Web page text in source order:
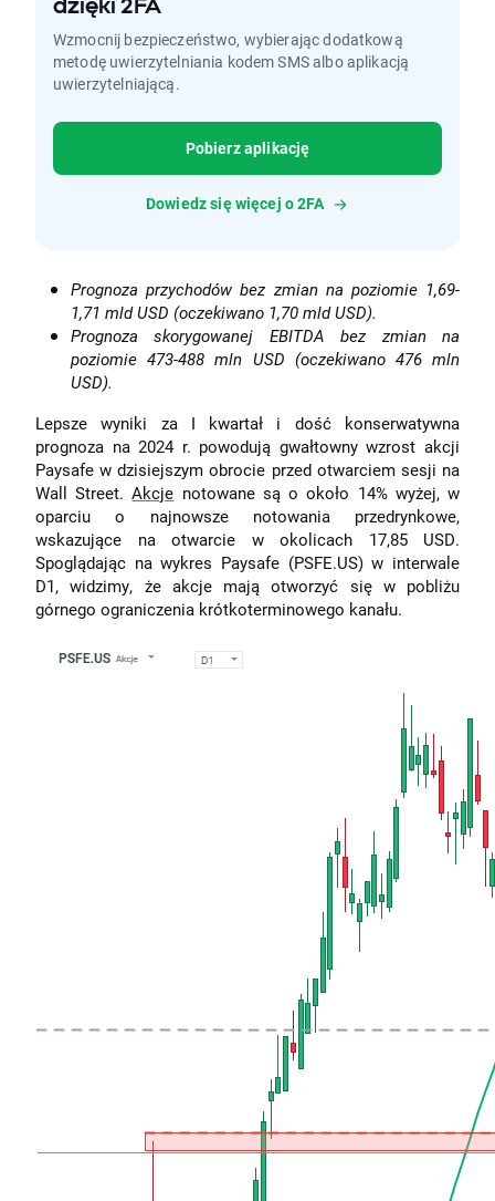
dzięki 2FA
Wzmocnij bezpieczeństwo, wybierając dodatkową
metodę uwierzytelniania kodem SMS albo aplikacją
uwierzytelniającą.
Pobierz aplikację
Dowiedz się więcej o 2FA
Prognoza przychodów bez zmian na poziomie 1,69-
1,71 mld USD (oczekiwano 1,70 mld USD).
Prognoza skorygowanej EBITDA bez zmian na
poziomie 473-488 mln USD (oczekiwano 476 mln
USD).
Lepsze wyniki za I kwartał i dość konserwatywna
prognoza na 2024 r. powodują gwałtowny wzrost akcji
Paysafe w dzisiejszym obrocie przed otwarciem sesji na
Wall Street.Akcje notowane są o około 14% wyżej, w
oparciu o najnowsze notowania przedrynkowe,
wskazujące na otwarcie w okolicach 17,85 USD.
Spoglądając na wykres Paysafe (PSFE.US) w interwale
D1, widzimy, że akcje mają otworzyć się w pobliżu
górnego ograniczenia krótkoterminowego kanału.